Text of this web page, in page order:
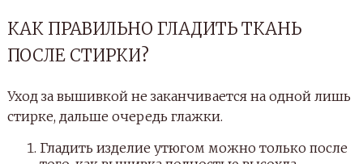
КАК ПРАВИЛЬНО ГЛАДИТЬ ТКАНЬ
ПОСЛЕ СТИРКИ?
Уход за вышивкой не заканчивается на одной лишь
стирке, дальше очередь глажки.
Гладить изделие утюгом можно только после